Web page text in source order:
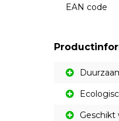
EAN code
Geschikt